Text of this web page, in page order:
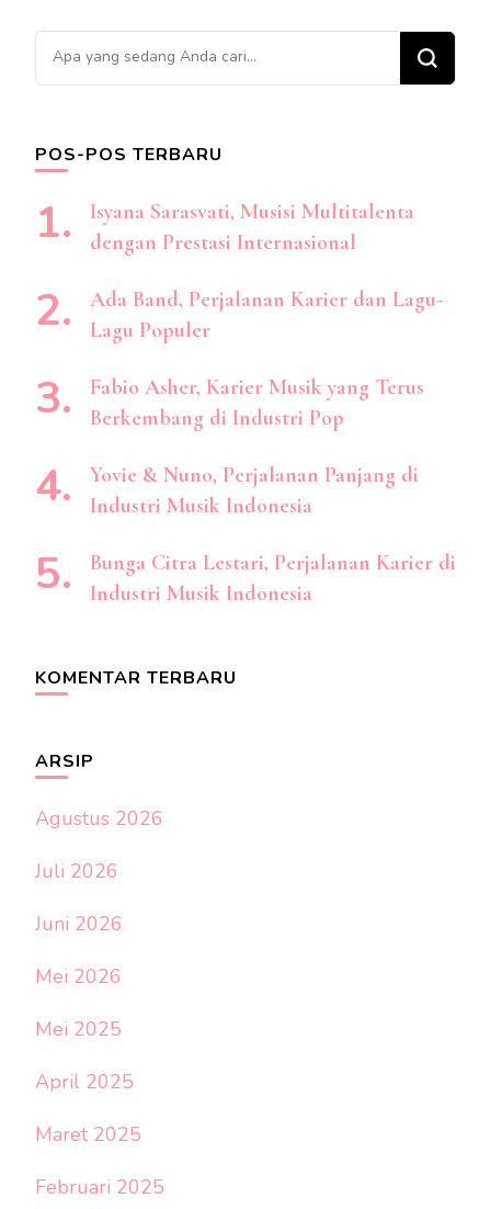
Mencari
Sesuatu?
POS-POS TERBARU
Isyana Sarasvati, Musisi Multitalenta
dengan Prestasi Internasional
Ada Band, Perjalanan Karier dan Lagu-
Lagu Populer
Fabio Asher, Karier Musik yang Terus
Berkembang di Industri Pop
Yovie & Nuno, Perjalanan Panjang di
Industri Musik Indonesia
Bunga Citra Lestari, Perjalanan Karier di
Industri Musik Indonesia
KOMENTAR TERBARU
ARSIP
Agustus 2026
Juli 2026
Juni 2026
Mei 2026
Mei 2025
April 2025
Maret 2025
Februari 2025